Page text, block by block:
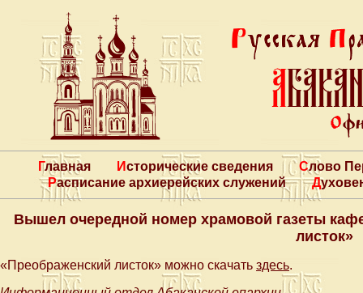
Главная Исторические сведения
Слово
Расписание архиерейских служений
Вышел очередной номер храмовой газеты
листок»
«Преображенский листок» можно скачать здесь.